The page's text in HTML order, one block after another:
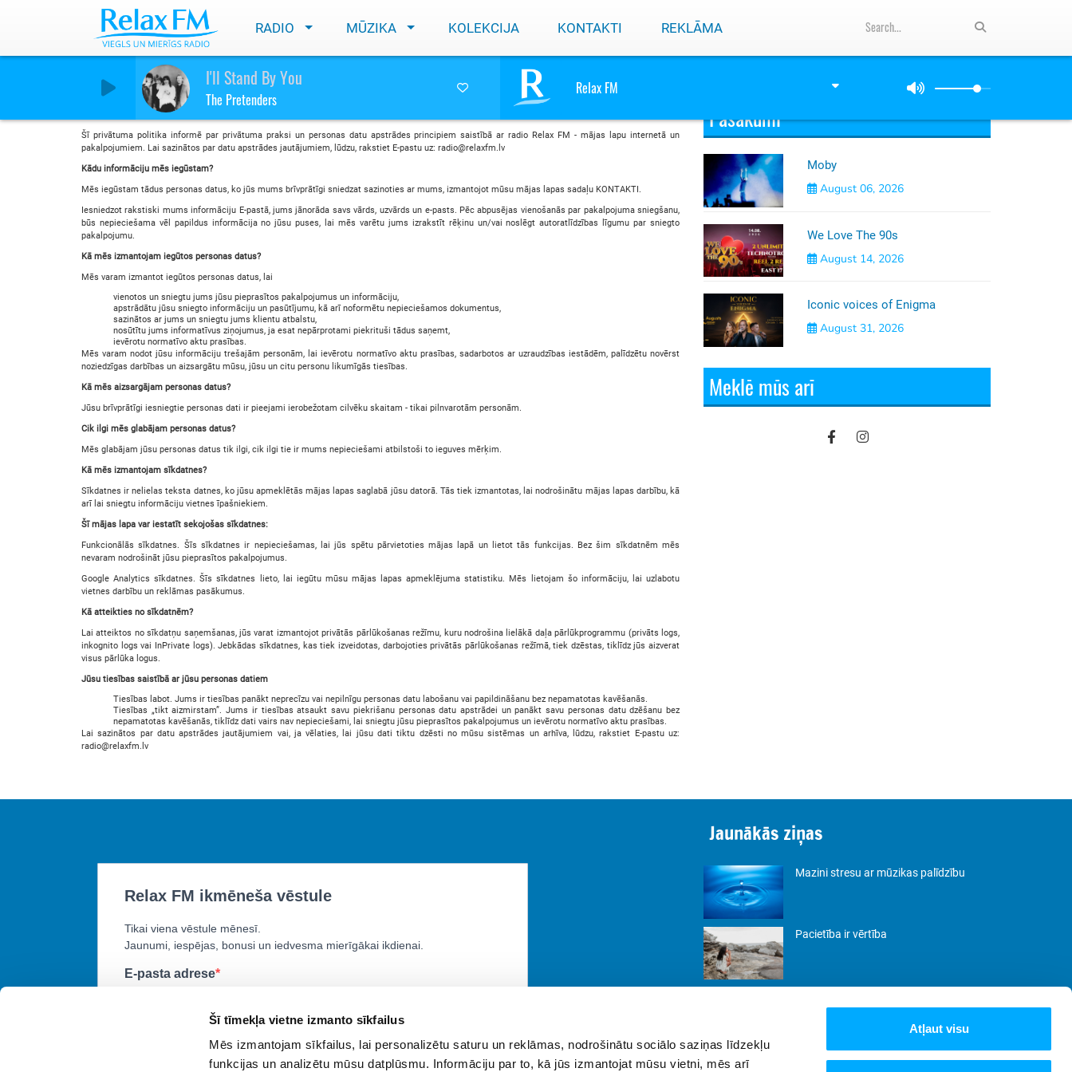
Šī tīmekļa vietne izmanto sīkfailus
Mēs izmantojam sīkfailus, lai personalizētu saturu un reklāmas, nodrošinātu sociālo saziņas līdzekļu
funkcijas un analizētu mūsu datplūsmu. Informāciju par to, kā jūs izmantojat mūsu vietni, mēs arī
Atļaut visu
RADIO MŪZIKA KOLEKCIJA KONTAKTI REKLĀMA
I'll Stand By You
The Pretenders
Relax FM
Privacy policy
Privātuma politika:
Šī privātuma politika informē par privātuma praksi un personas datu apstrādes principiem saistībā ar radio Relax FM - mājas lapu internetā un
pakalpojumiem. Lai sazinātos par datu apstrādes jautājumiem, lūdzu, rakstiet E-pastu uz: radio@relaxfm.lv
Kādu informāciju mēs iegūstam?
Mēs iegūstam tādus personas datus, ko jūs mums brīvprātīgi sniedzat sazinoties ar mums, izmantojot mūsu mājas lapas sadaļu KONTAKTI.
Iesniedzot rakstiski mums informāciju E-pastā, jums jānorāda savs vārds, uzvārds un e-pasts. Pēc abpusējas vienošanās par pakalpojuma sniegšanu,
būs nepieciešama vēl papildus informācija no jūsu puses, lai mēs varētu jums izrakstīt rēķinu un/vai noslēgt autoratlīdzības līgumu par sniegto
pakalpojumu.
Kā mēs izmantojam iegūtos personas datus?
Mēs varam izmantot iegūtos personas datus, lai
vienotos un sniegtu jums jūsu pieprasītos pakalpojumus un informāciju,
apstrādātu jūsu sniegto informāciju un pasūtījumu, kā arī noformētu nepieciešamos dokumentus,
sazinātos ar jums un sniegtu jums klientu atbalstu,
nosūtītu jums informatīvus ziņojumus, ja esat nepārprotami piekrituši tādus saņemt,
ievērotu normatīvo aktu prasības.
Mēs varam nodot jūsu informāciju trešajām personām, lai ievērotu normatīvo aktu prasības, sadarbotos ar uzraudzības iestādēm, palīdzētu novērst
noziedzīgas darbības un aizsargātu mūsu, jūsu un citu personu likumīgās tiesības.
Kā mēs aizsargājam personas datus?
Jūsu brīvprātīgi iesniegtie personas dati ir pieejami ierobežotam cilvēku skaitam - tikai pilnvarotām personām.
Cik ilgi mēs glabājam personas datus?
Mēs glabājam jūsu personas datus tik ilgi, cik ilgi tie ir mums nepieciešami atbilstoši to ieguves mērķim.
Kā mēs izmantojam sīkdatnes?
Sīkdatnes ir nelielas teksta datnes, ko jūsu apmeklētās mājas lapas saglabā jūsu datorā. Tās tiek izmantotas, lai nodrošinātu mājas lapas darbību, kā
arī lai sniegtu informāciju vietnes īpašniekiem.
Šī mājas lapa var iestatīt sekojošas sīkdatnes:
Funkcionālās sīkdatnes. Šīs sīkdatnes ir nepieciešamas, lai jūs spētu pārvietoties mājas lapā un lietot tās funkcijas. Bez šim sīkdatnēm mēs
nevaram nodrošināt jūsu pieprasītos pakalpojumus.
Google Analytics sīkdatnes. Šīs sīkdatnes lieto, lai iegūtu mūsu mājas lapas apmeklējuma statistiku. Mēs lietojam šo informāciju, lai uzlabotu
vietnes darbību un reklāmas pasākumus.
Kā atteikties no sīkdatnēm?
Lai atteiktos no sīkdatņu saņemšanas, jūs varat izmantojot privātās pārlūkošanas režīmu, kuru nodrošina lielākā daļa pārlūkprogrammu (privāts logs,
inkognito logs vai InPrivate logs). Jebkādas sīkdatnes, kas tiek izveidotas, darbojoties privātās pārlūkošanas režīmā, tiek dzēstas, tiklīdz jūs aizverat
visus pārlūka logus.
Jūsu tiesības saistībā ar jūsu personas datiem
Tiesības labot. Jums ir tiesības panākt neprecīzu vai nepilnīgu personas datu labošanu vai papildināšanu bez nepamatotas kavēšanās.
Tiesības „tikt aizmirstam”. Jums ir tiesības atsaukt savu piekrišanu personas datu apstrādei un panākt savu personas datu dzēšanu bez
nepamatotas kavēšanās, tiklīdz dati vairs nav nepieciešami, lai sniegtu jūsu pieprasītos pakalpojumus un ievērotu normatīvo aktu prasības.
Lai sazinātos par datu apstrādes jautājumiem vai, ja vēlaties, lai jūsu dati tiktu dzēsti no mūsu sistēmas un arhīva, lūdzu, rakstiet E-pastu uz:
radio@relaxfm.lv
Pasākumi
Moby
August 06, 2026
We Love The 90s
August 14, 2026
Iconic voices of Enigma
August 31, 2026
Meklē mūs arī
Jaunākās ziņas
Mazini stresu ar mūzikas palīdzību
Pacietība ir vērtība